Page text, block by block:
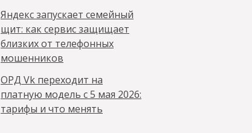
Яндекс запускает семейный
щит: как сервис защищает
близких от телефонных
мошенников
ОРД Vk переходит на
платную модель с 5 мая 2026:
тарифы и что менять